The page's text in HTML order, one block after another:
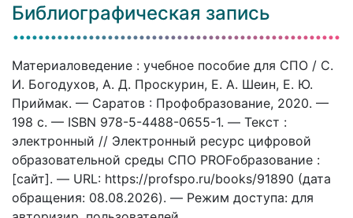
Библиографическая запись
Материаловедение : учебное пособие для СПО / С.
И. Богодухов, А. Д. Проскурин, Е. А. Шеин, Е. Ю.
Приймак. — Саратов : Профобразование, 2020. —
198 c. — ISBN 978-5-4488-0655-1. — Текст :
электронный // Электронный ресурс цифровой
образовательной среды СПО PROFобразование :
[сайт]. — URL: https://profspo.ru/books/91890 (дата
обращения: 08.08.2026). — Режим доступа: для